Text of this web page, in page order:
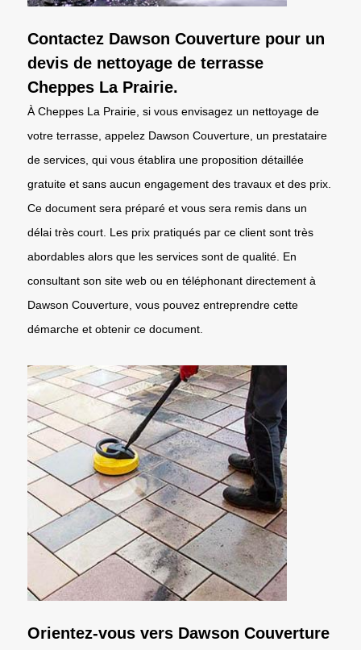
Contactez Dawson Couverture pour un
devis de nettoyage de terrasse
Cheppes La Prairie.
À Cheppes La Prairie, si vous envisagez un nettoyage de
votre terrasse, appelez Dawson Couverture, un prestataire
de services, qui vous établira une proposition détaillée
gratuite et sans aucun engagement des travaux et des prix.
Ce document sera préparé et vous sera remis dans un
délai très court. Les prix pratiqués par ce client sont très
abordables alors que les services sont de qualité. En
consultant son site web ou en téléphonant directement à
Dawson Couverture, vous pouvez entreprendre cette
démarche et obtenir ce document.
Orientez-vous vers Dawson Couverture